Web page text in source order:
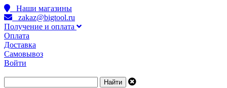
Наши магазины
zakaz@bigtool.ru
Получение и оплата
Оплата
Доставка
Самовывоз
Войти